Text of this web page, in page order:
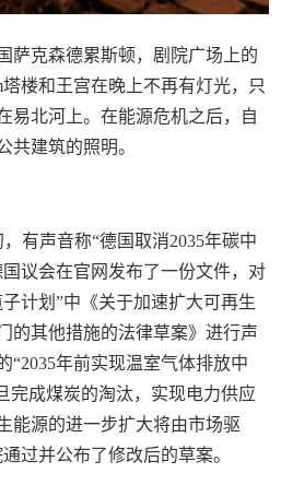
萨克森德累斯顿，剧院广场上的
塔楼和王宫在晚上不再有灯光，只
易北河上。在能源危机之后，自
共建筑的照明。
有声音称“德国取消2035年碳中
议会在官网发布了一份文件，对
计划”中《关于加速扩大可再生
的其他措施的法律草案》进行声
“2035年前实现温室气体排放中
完成煤炭的淘汰，实现电力供应
能源的进一步扩大将由市场驱
过并公布了修改后的草案。